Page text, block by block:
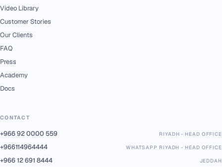
Video Library
Customer Stories
Our Clients
FAQ
Press
Academy
Docs
CONTACT
+966 92 0000 559 RIYADH - HEAD OFFICE
+966114964444 WHATSAPP RIYADH - HEAD OFFICE
+966 12 691 8444 JEDDAH